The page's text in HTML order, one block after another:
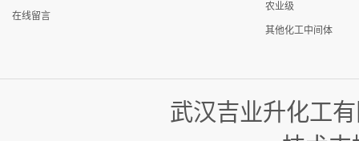
在线留言
农业级
其他化工中间体
武汉吉业升化工